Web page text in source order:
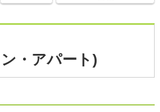
・アパート)